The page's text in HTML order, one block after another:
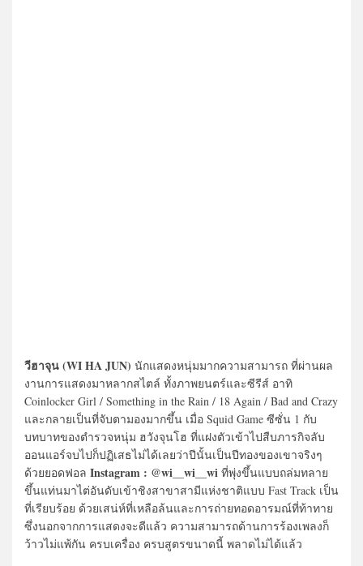
วีฮาจุน (WI HA JUN) นักแสดงหนุ่มมากความสามารถ ที่ผ่านผล
งานการแสดงมาหลากสไตล์ ทั้งภาพยนตร์และซีรีส์ อาทิ
Coinlocker Girl / Something in the Rain / 18 Again / Bad and Crazy
และกลายเป็นที่จับตามองมากขึ้น เมื่อ Squid Game ซีซั่น 1 กับ
บทบาทของตำรวจหนุ่ม ฮวังจุนโฮ ที่แฝงตัวเข้าไปสืบภารกิจลับ
ออนแอร์จบไปก็ปฏิเสธไม่ได้เลยว่าปีนั้นเป็นปีทองของเขาจริงๆ
ด้วยยอดฟอล Instagram : @wi__wi__wi ที่พุ่งขึ้นแบบถล่มทลาย
ขึ้นแท่นมาไต่อันดับเข้าชิงสาขาสามีแห่งชาติแบบ Fast Track เป็น
ที่เรียบร้อย ด้วยเสน่ห์ที่เหลือล้นและการถ่ายทอดอารมณ์ที่ท้าทาย
ซึ่งนอกจากการแสดงจะดีแล้ว ความสามารถด้านการร้องเพลงก็
ว้าวไม่แพ้กัน ครบเครื่อง ครบสูตรขนาดนี้ พลาดไม่ได้แล้ว